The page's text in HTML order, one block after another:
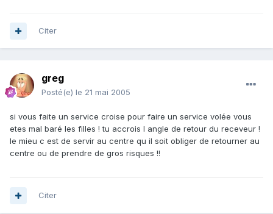
Citer
greg
Posté(e) le 21 mai 2005
si vous faite un service croise pour faire un service volée vous
etes mal baré les filles ! tu accrois l angle de retour du receveur !
le mieu c est de servir au centre qu il soit obliger de retourner au
centre ou de prendre de gros risques !!
Citer